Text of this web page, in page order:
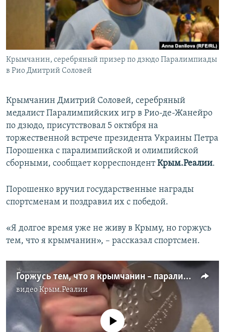
ПОБЕДИТЕЛЕЙ НЕ СУДЯТ?
КРЫМ.НЕПОКОРЕННЫЙ
УКРАИНСКАЯ ПРОБЛЕМА КРЫМА
ПРИСОЕДИНЯЙТЕСЬ!
Все сайты RFE/RL
Крымчанин, серебряный призер по дзюдо Паралимпиады
в Рио Дмитрий Соловей
Крымчанин Дмитрий Соловей, серебряный
медалист Паралимпийских игр в Рио-де-Жанейро
по дзюдо, присутствовал 5 октября на
торжественной встрече президента Украины Петра
Порошенка с паралимпийской и олимпийской
сборными, сообщает корреспондентКрым.Реалии.
Порошенко вручил государственные награды
спортсменам и поздравил их с победой.
«Я долгое время уже не живу в Крыму, но горжусь
тем, что я крымчанин», – рассказал спортсмен.
Горжусь тем, что я крымчанин – паралимпийский чемпион из Керчи (видео)
видеоКрым.Реалии
No media source currently available